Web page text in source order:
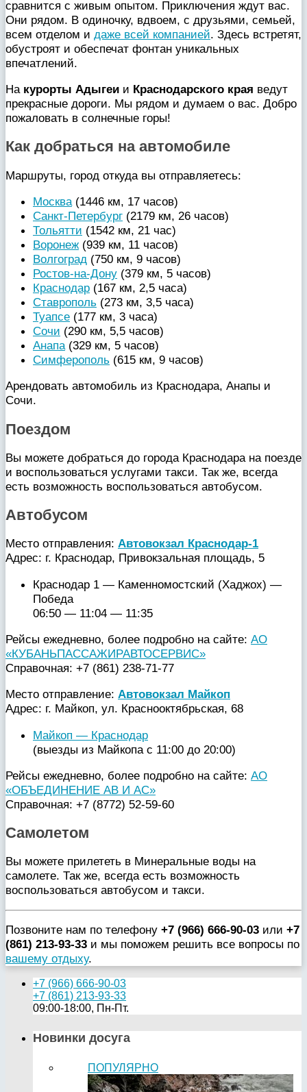
сравнится с живым опытом. Приключения ждут вас.
Они рядом. В одиночку, вдвоем, с друзьями, семьей,
всем отделом и даже всей компанией. Здесь встретят,
обустроят и обеспечат фонтан уникальных
впечатлений.
На курорты Адыгеи и Краснодарского края ведут
прекрасные дороги. Мы рядом и думаем о вас. Добро
пожаловать в солнечные горы!
Как добраться на автомобиле
Маршруты, город откуда вы отправляетесь:
Москва (1446 км, 17 часов)
Санкт-Петербург (2179 км, 26 часов)
Тольятти (1542 км, 21 час)
Воронеж (939 км, 11 часов)
Волгоград (750 км, 9 часов)
Ростов-на-Дону (379 км, 5 часов)
Краснодар (167 км, 2,5 часа)
Ставрополь (273 км, 3,5 часа)
Туапсе (177 км, 3 часа)
Сочи (290 км, 5,5 часов)
Анапа (329 км, 5 часов)
Симферополь (615 км, 9 часов)
Арендовать автомобиль из Краснодара, Анапы и
Сочи.
Поездом
Вы можете добраться до города Краснодара на поезде
и воспользоваться услугами такси. Так же, всегда
есть возможность воспользоваться автобусом.
Автобусом
Место отправления: Автовокзал Краснодар-1
Адрес: г. Краснодар, Привокзальная площадь, 5
Краснодар 1 — Каменномостский (Хаджох) —
Победа
06:50 — 11:04 — 11:35
Рейсы ежедневно, более подробно на сайте: АО
«КУБАНЬПАССАЖИРАВТОСЕРВИС»
Справочная: +7 (861) 238-71-77
Место отправление: Автовокзал Майкоп
Адрес: г. Майкоп, ул. Краснооктябрьская, 68
Майкоп — Краснодар
(выезды из Майкопа с 11:00 до 20:00)
Рейсы ежедневно, более подробно на сайте: АО
«ОБЪЕДИНЕНИЕ АВ И АС»
Справочная: +7 (8772) 52-59-60
Самолетом
Вы можете прилететь в Минеральные воды на
самолете. Так же, всегда есть возможность
воспользоваться автобусом и такси.
Позвоните нам по телефону +7 (966) 666-90-03 или +7
(861) 213-93-33 и мы поможем решить все вопросы по
вашему отдыху.
+7 (966) 666-90-03
+7 (861) 213-93-33
09:00-18:00, Пн-Пт.
Новинки досуга
ПОПУЛЯРНО